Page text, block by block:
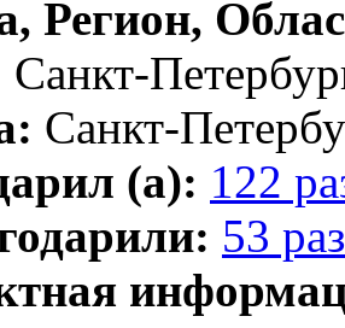
Регион,
Санкт-
Санкт-
(а): 122
53